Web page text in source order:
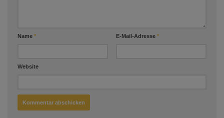
Name * E-Mail-Adresse *
Website